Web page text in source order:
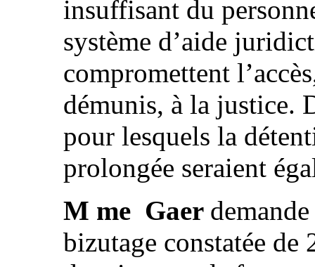
insuffisant du
système d’aide
compromettent
démunis, à la justice.
pour lesquels la
prolongée seraient
M me Gaer
bizutage constatée de